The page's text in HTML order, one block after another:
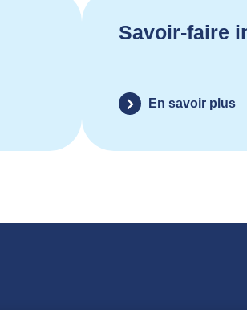
Savoir-faire
En savoir plus